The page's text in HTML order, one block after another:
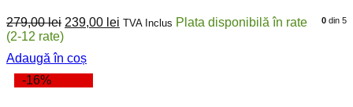
0 din 5
279,00lei Prețul
fost:
279,00 lei.
239,00 lei Prețul
TVA Inclus
Adaugă în coș
-16%